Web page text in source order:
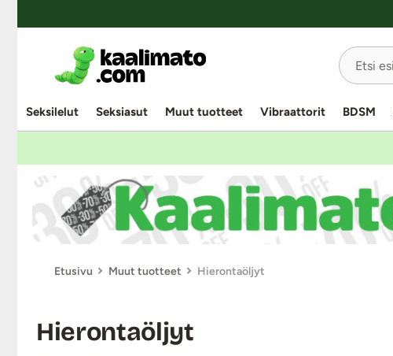
Seksilelut Seksiasut Muut tuotteet Vibraattorit BDSM
Etusivu Muut tuotteet Hierontaöljyt
Hierontaöljyt